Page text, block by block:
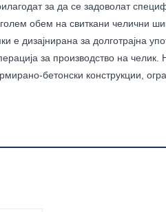
за да се задоволат
обем на свиткани челични
дизајнирана за долготрајна
за производство на челик.
бетонски конструкции,